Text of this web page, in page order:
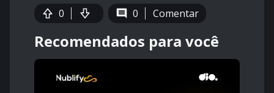
0 0 Comentar
Recomendados para você